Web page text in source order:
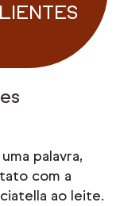
palavra,
com a
ao leite.